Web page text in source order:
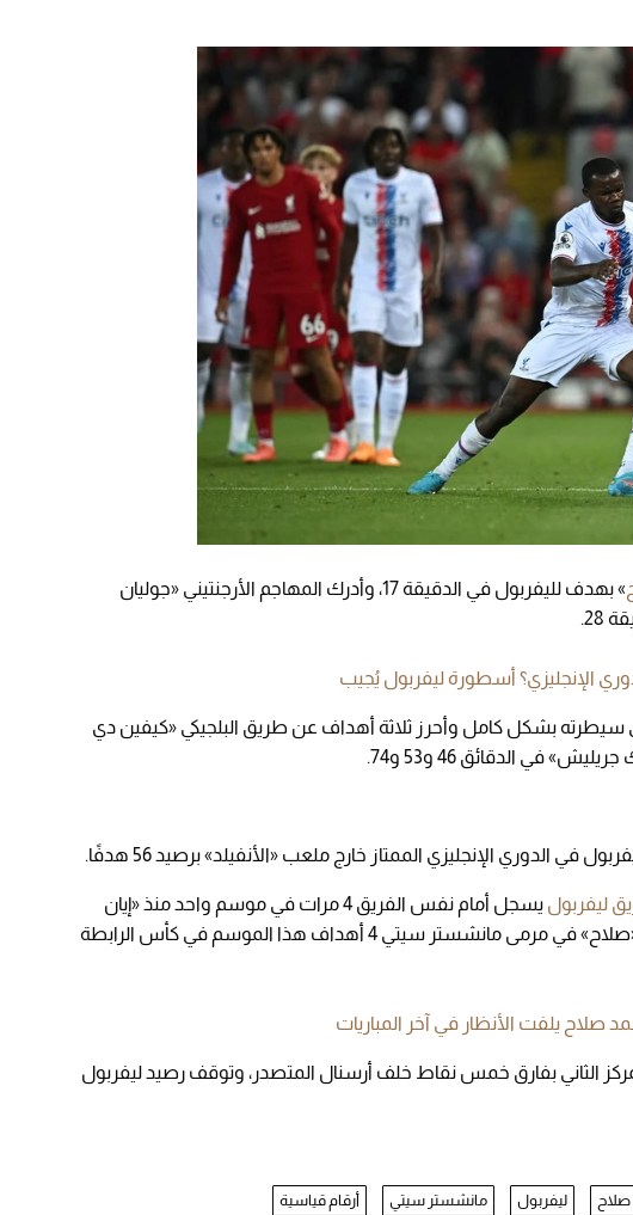
» بهدف لليفربول في الدقيقة 17، وأدرك المهاجم الأرجنتيني «جوليان
28.
الإنجليزي؟ أسطورة ليفربول يُجيب
بشكل كامل وأحرز ثلاثة أهداف عن طريق البلجيكي «كيفين دي
في الدقائق 46 و53 و74.
في الدوري الإنجليزي الممتاز خارج ملعب «الأنفيلد» برصيد 56 هدفًا.
ليفربول
يسجل أمام نفس الفريق 4 مرات في موسم واحد منذ «إيان
راش» ضد إيفرتون في 1986/87، إذ سجل «صلاح» في مرمى مانشستر سيتي 4 أهداف هذا الموسم في كأس الرابطة
صلاح يلفت الأنظار في آخر المباريات
إلى 64 نقطة في المركز الثاني بفارق خمس نقاط خلف أرسنال المتصدر، وتوقف رصيد ليفربول
ليفربول مانشستر سيتي أرقام قياسية